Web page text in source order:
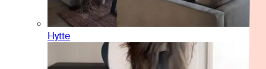
Hytte